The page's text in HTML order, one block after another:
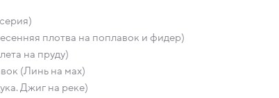
плотва на поплавок и фидер)
на пруду)
(Линь на мах)
Джиг на реке)